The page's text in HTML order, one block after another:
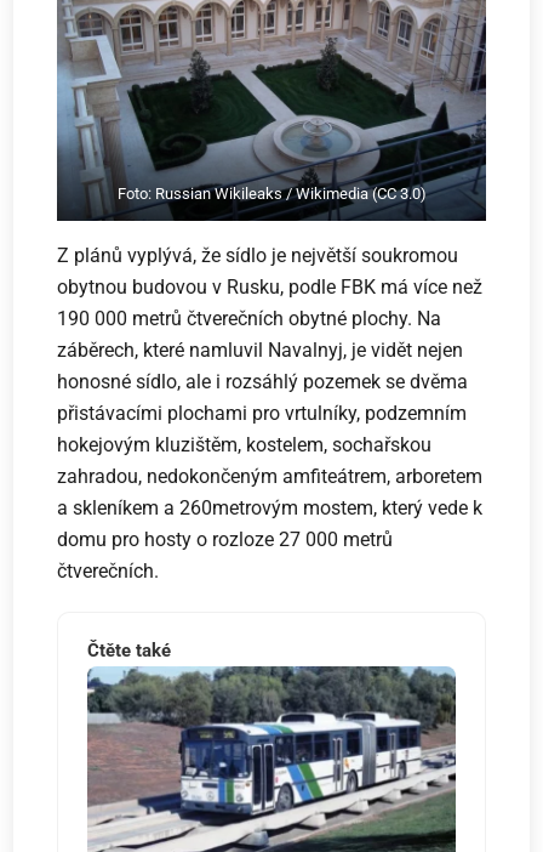
Foto: Russian Wikileaks / Wikimedia (CC 3.0)
Z plánů vyplývá, že sídlo je největší soukromou
obytnou budovou v Rusku, podle FBK má více než
190 000 metrů čtverečních obytné plochy. Na
záběrech, které namluvil Navalnyj, je vidět nejen
honosné sídlo, ale i rozsáhlý pozemek se dvěma
přistávacími plochami pro vrtulníky, podzemním
hokejovým kluzištěm, kostelem, sochařskou
zahradou, nedokončeným amfiteátrem, arboretem
a skleníkem a 260metrovým mostem, který vede k
domu pro hosty o rozloze 27 000 metrů
čtverečních.
Čtěte také